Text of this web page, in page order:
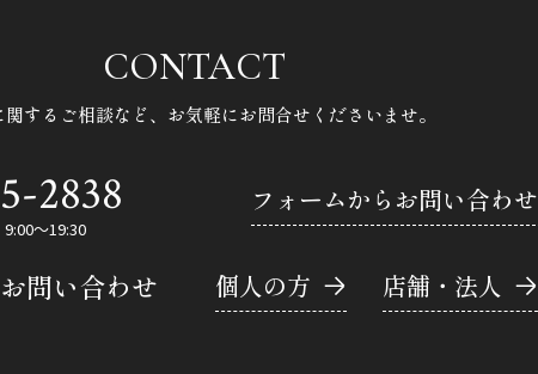
CONTACT
するご相談など、 お気軽にお問合せくださいませ。
2838
～19:30
フォームからお問い合わせ
問い合わせ 個人の方 店舗・法人